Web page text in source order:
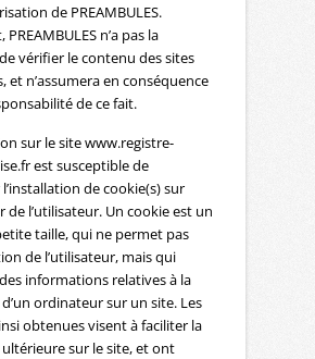
de PREAMBULES.
n’a pas la
vérifier le contenu des sites
et n’assumera en conséquence
de ce fait.
sur le site www.registre-
est susceptible de
de cookie(s) sur
de l’utilisateur. Un cookie est un
taille, qui ne permet pas
de l’utilisateur, mais qui
informations relatives à la
ordinateur sur un site. Les
obtenues visent à faciliter la
sur le site, et ont